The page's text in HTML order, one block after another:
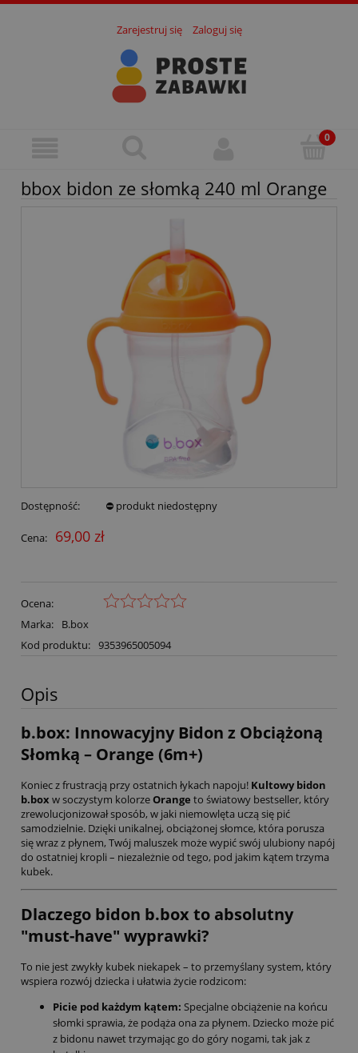
Zarejestruj się Zaloguj się
bbox bidon ze słomką 240 ml Orange
Dostępność: ⛔ produkt niedostępny
Cena: 69,00 zł
Ocena:
Marka:
B.box
Kod produktu: 9353965005094
Opis
b.box: Innowacyjny Bidon z Obciążoną
Słomką – Orange (6m+)
Koniec z frustracją przy ostatnich łykach napoju! Kultowy bidon
b.box w soczystym kolorzeOrange to światowy bestseller, który
zrewolucjonizował sposób, w jaki niemowlęta uczą się pić
samodzielnie. Dzięki unikalnej, obciążonej słomce, która porusza
się wraz z płynem, Twój maluszek może wypić swój ulubiony napój
do ostatniej kropli – niezależnie od tego, pod jakim kątem trzyma
kubek.
Dlaczego bidon b.box to absolutny
"must-have" wyprawki?
To nie jest zwykły kubek niekapek – to przemyślany system, który
wspiera rozwój dziecka i ułatwia życie rodzicom:
Picie pod każdym kątem: Specjalne obciążenie na końcu
słomki sprawia, że podąża ona za płynem. Dziecko może pić
z bidonu nawet trzymając go do góry nogami, tak jak z